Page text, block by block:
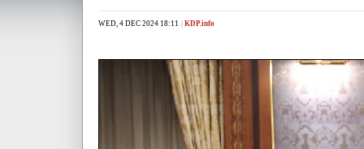
WED, 4 DEC 2024 18:11 KDP.info